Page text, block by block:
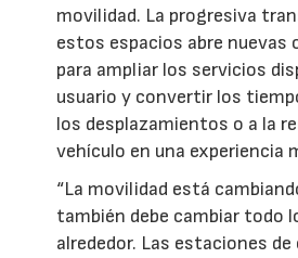
movilidad. La progresiva
estos espacios abre nuevas
para ampliar los servicios
usuario y convertir los
los desplazamientos o a la
vehículo en una experiencia
“La movilidad está
también debe cambiar todo
alrededor. Las estaciones de